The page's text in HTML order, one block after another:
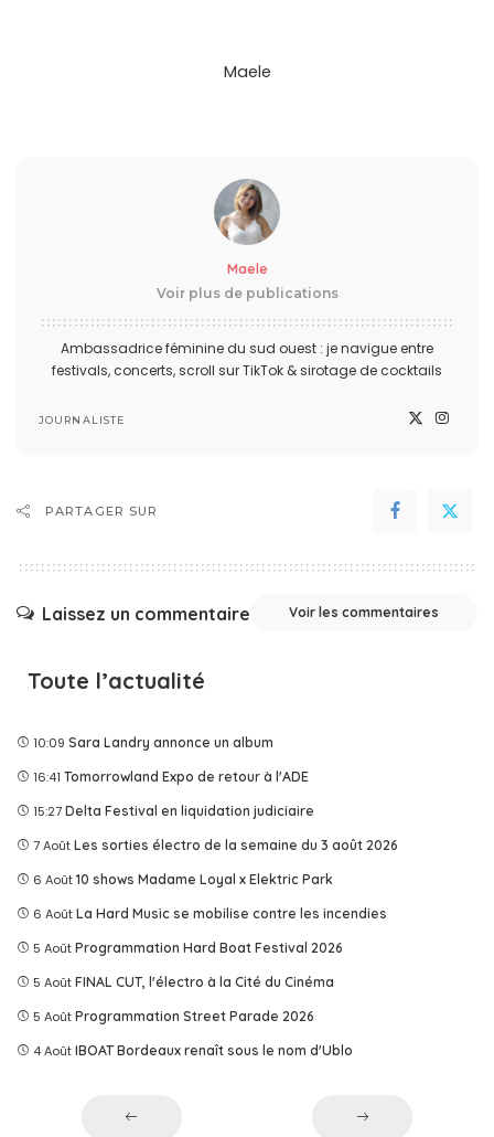
Maele
Maele
Voir plus de publications
Ambassadrice féminine du sud ouest : je navigue entre
festivals, concerts, scroll sur TikTok & sirotage de cocktails
JOURNALISTE
PARTAGER SUR
Laissez un commentaire Voir les commentaires
Toute l’actualité
10:09 Sara Landry annonce un album
16:41 Tomorrowland Expo de retour à l'ADE
15:27 Delta Festival en liquidation judiciaire
7 Août Les sorties électro de la semaine du 3 août 2026
6 Août 10 shows Madame Loyal x Elektric Park
6 Août La Hard Music se mobilise contre les incendies
5 Août Programmation Hard Boat Festival 2026
5 Août FINAL CUT, l'électro à la Cité du Cinéma
5 Août Programmation Street Parade 2026
4 Août IBOAT Bordeaux renaît sous le nom d'Ublo